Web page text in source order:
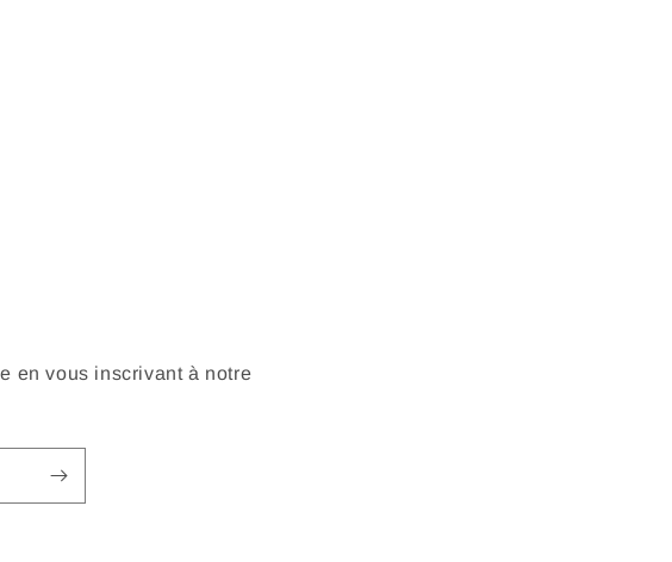
en vous inscrivant à notre